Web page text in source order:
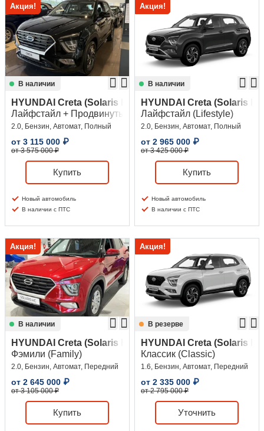
Акция!
В наличии
HYUNDAI Creta (Solaris HC)
Лайфстайл + Продвинутый (Lifestyle + Advanced)
2.0, Бензин, Автомат, Полный
от 3 115 000 ₽
от 3 575 000 ₽
Купить
Новый автомобиль
В наличии с ПТС
Акция!
В наличии
HYUNDAI Creta (Solaris
Лайфстайл (Lifestyle)
2.0, Бензин, Автомат, Полный
от 2 965 000 ₽
от 3 425 000 ₽
Купить
Новый автомобиль
В наличии с ПТС
Акция!
В наличии
HYUNDAI Creta (Solaris HC)
Фэмили (Family)
2.0, Бензин, Автомат, Передний
от 2 645 000 ₽
от 3 105 000 ₽
Купить
Акция!
В резерве
HYUNDAI Creta (Solaris
Классик (Classic)
1.6, Бензин, Автомат, Передний
от 2 335 000 ₽
от 2 795 000 ₽
Уточнить